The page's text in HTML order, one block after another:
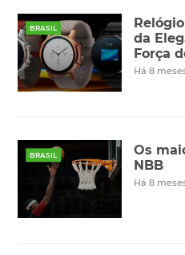
BRASIL
da
Força
Há 8
BRASIL
Os
NBB
Há 8